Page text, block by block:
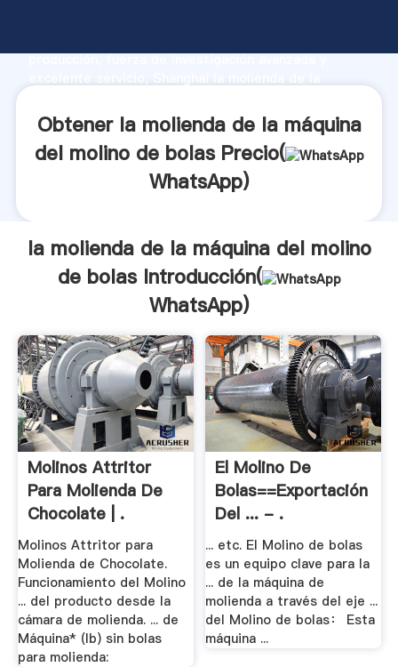
producción, fuerza de investigación avanzada y
y aporta valores a todos los clientes.
Obtener la molienda de la máquina
del molino de bolas Precio(
WhatsApp)
la molienda de la máquina del molino
de bolas Introducción(
WhatsApp)
Molinos Attritor
Para Molienda De
Chocolate | .
Molinos Attritor para
Molienda de Chocolate.
Funcionamiento del Molino
... del producto desde la
cámara de molienda. ... de
Máquina* (lb) sin bolas
para molienda:
El Molino De
Bolas==Exportación
Del ... - .
... etc. El Molino de bolas
es un equipo clave para la
... de la máquina de
molienda a través del eje ...
del Molino de bolas： Esta
máquina ...